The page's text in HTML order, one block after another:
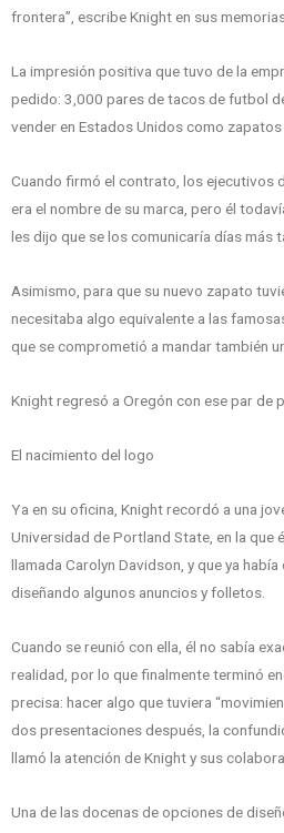
frontera”, escribe Knight en sus
La impresión positiva que tuvo de la
pedido: 3,000 pares de tacos de futbol
vender en Estados Unidos como
Cuando firmó el contrato, los ejecutivos
era el nombre de su marca, pero él
les dijo que se los comunicaría días más
Asimismo, para que su nuevo zapato
necesitaba algo equivalente a las
que se comprometió a mandar también
Knight regresó a Oregón con ese par de
El nacimiento del logo
Ya en su oficina, Knight recordó a una
Universidad de Portland State, en la que
llamada Carolyn Davidson, y que ya
diseñando algunos anuncios y folletos.
Cuando se reunió con ella, él no sabía
realidad, por lo que finalmente terminó
precisa: hacer algo que tuviera
dos presentaciones después, la
llamó la atención de Knight y sus
Una de las docenas de opciones de